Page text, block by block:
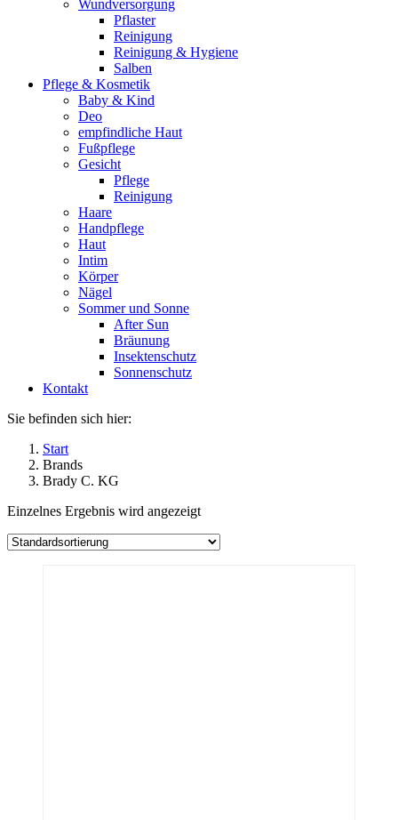
Wundversorgung
Pflaster
Reinigung
Reinigung & Hygiene
Salben
Pflege & Kosmetik
Baby & Kind
Deo
empfindliche Haut
Fußpflege
Gesicht
Pflege
Reinigung
Haare
Handpflege
Haut
Intim
Körper
Nägel
Sommer und Sonne
After Sun
Bräunung
Insektenschutz
Sonnenschutz
Kontakt
Sie befinden sich hier:
Start
Brands
Brady C. KG
Einzelnes Ergebnis wird angezeigt